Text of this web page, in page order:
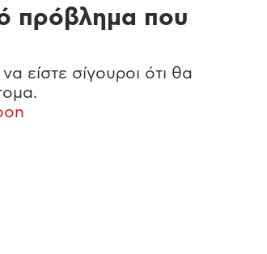
πρόβλημα που
είστε σίγουροι ότι θα